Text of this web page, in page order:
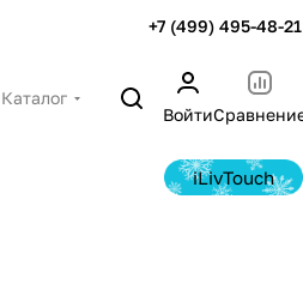
+7 (499) 495-48-21
Каталог
Войти
iLivTouch